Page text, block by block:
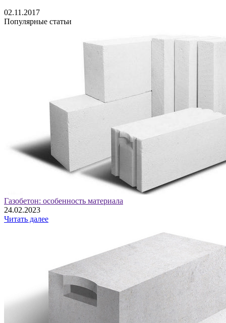
02.11.2017
Популярные статьи
Газобетон: особенность материала
24.02.2023
Читать далее